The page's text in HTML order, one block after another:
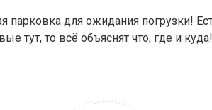
для ожидания погрузки!
тут, то всё объяснят что, где и